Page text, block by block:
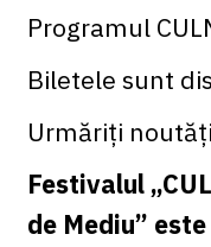
Programul
Biletele sunt
Urmăriți
Festivalul
de Mediu”